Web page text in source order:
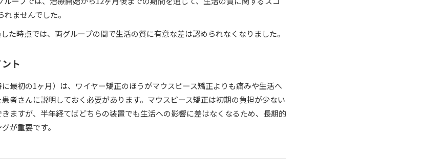
ませんでした。
た時点では、両グループの間で生活の質に有意な差は認められなくなりました。
ト
最初の1ヶ月）は、ワイヤー矯正のほうがマウスピース矯正よりも痛みや生活へ
者さんに説明しておく必要があります。マウスピース矯正は初期の負担が少ない
ますが、半年経てばどちらの装置でも生活への影響に差はなくなるため、長期的
が重要です。